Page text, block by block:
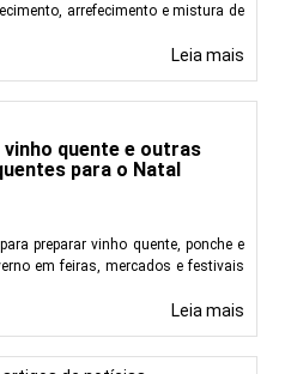
arrefecimento e mistura de
Leia mais
quente e outras
para o Natal
preparar vinho quente, ponche e
em feiras, mercados e festivais
Leia mais